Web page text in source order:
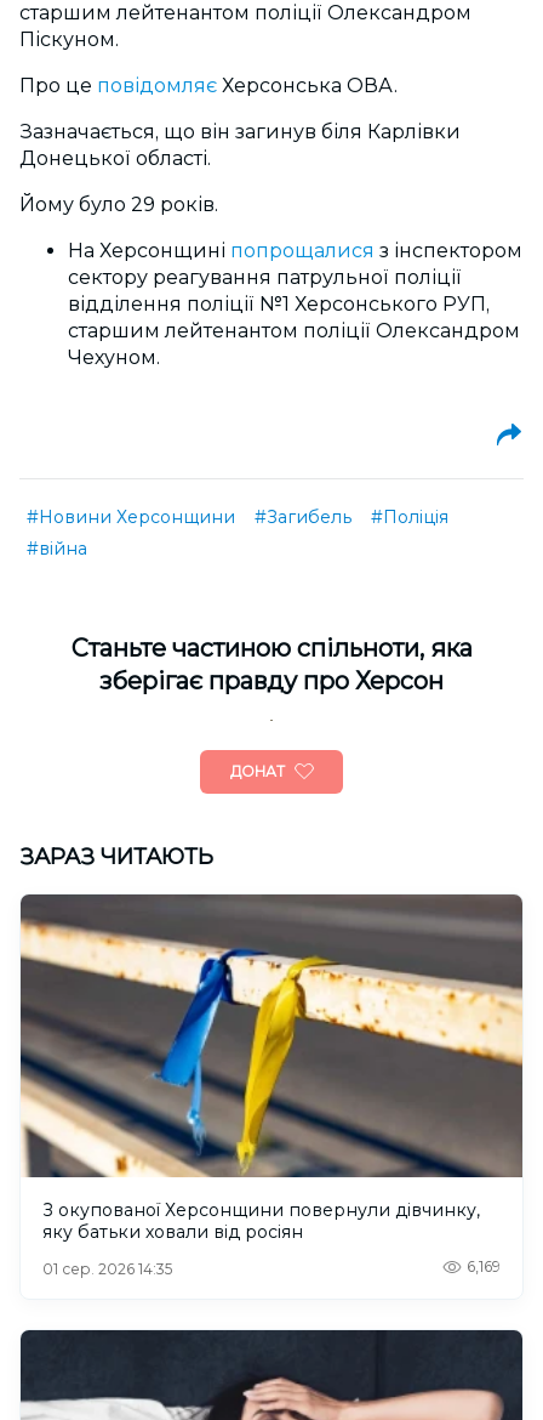
старшим лейтенантом поліції Олександром
Піскуном.
Про це повідомляє Херсонська ОВА.
Зазначається, що він загинув біля Карлівки
Донецької області.
Йому було 29 років.
На Херсонщині попрощалися з інспектором
сектору реагування патрульної поліції
відділення поліції №1 Херсонського РУП,
старшим лейтенантом поліції Олександром
Чехуном.
#Новини Херсонщини #Загибель
#Поліція
#війна
Cтаньте частиною спільноти, яка
зберігає правду про Херсон
ДОНАТ
ЗАРАЗ ЧИТАЮТЬ
З окупованої Херсонщини повернули дівчинку,
яку батьки ховали від росіян
01 сер. 2026 14:35 6,169